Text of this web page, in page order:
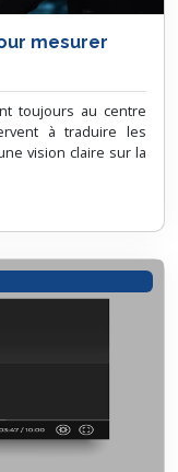
mesurer
toujours au centre
à traduire les
vision claire sur la